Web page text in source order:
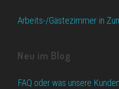
Arbeits-/Gästezimmer in
Neu im Blog
FAQ oder was unsere